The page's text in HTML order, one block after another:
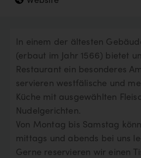
In einem der ältesten
(erbaut im Jahr 1566) bietet
Restaurant ein besonderes
servieren westfälische und
Küche mit ausgewählten
Nudelgerichten.
Von Montag bis Samstag
mittags und abends bei uns
Gerne reservieren wir einen